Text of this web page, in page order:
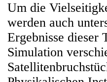
Um die
werden auch
Ergebnisse dieser
Simulation